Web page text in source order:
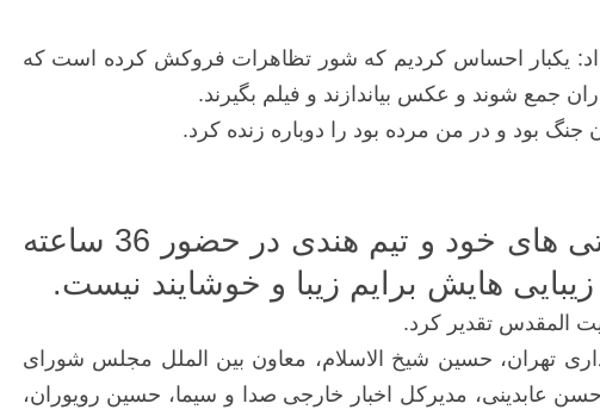
داد: یکبار احساس کردیم که شور تظاهرات فروکش کرده است که
جمع شوند و عکس بیاندازند و فیلم بگیرند.
بود و در من مرده بود را دوباره زنده کرد.
در این مراسم همچنین روح الله رضوی در سخنانی از خاطرات خود از سختی های خود و تیم هندی در حضور 36 ساعته
هایش برایم زیبا و خوشایند نیست.
المقدس تقدیر کرد.
تهران، حسین شیخ الاسلام، معاون بین الملل مجلس شورای
عابدینی، مدیرکل اخبار خارجی صدا و سیما، حسین رویوران،